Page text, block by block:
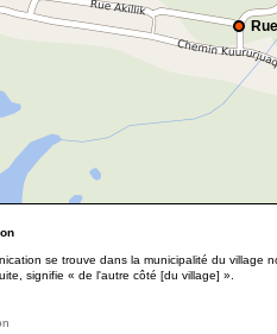
se trouve dans la municipalité du village
signifie « de l'autre côté [du village] ».